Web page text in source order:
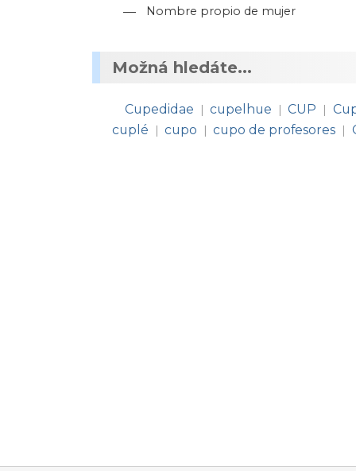
— Nombre propio de mujer
Možná hledáte...
Cupedidae | cupelhue | CUP |
cuplé
| cupo | cupo de profesores |